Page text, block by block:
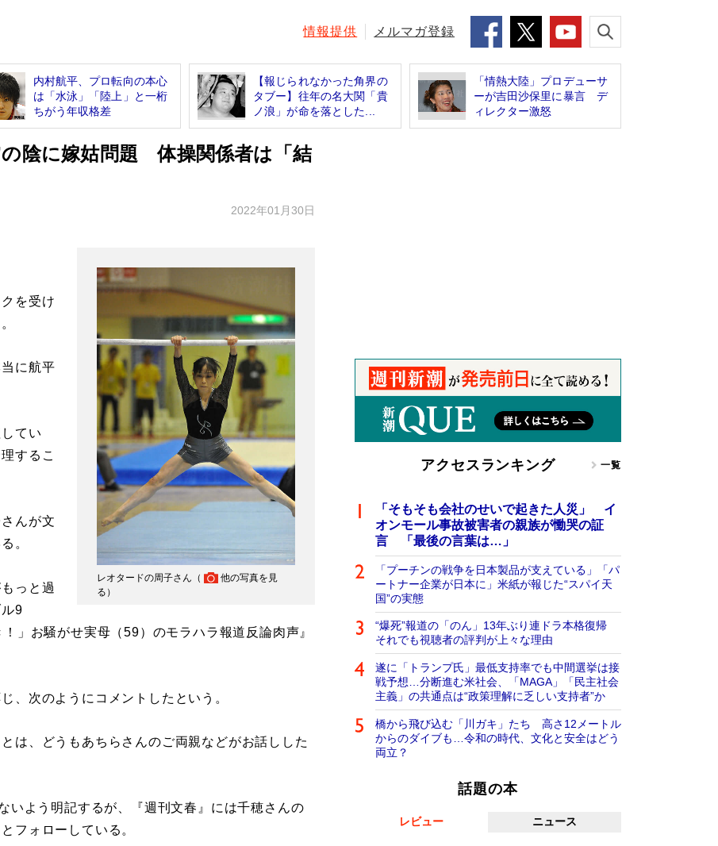
情報提供 メルマガ登録
内村航平、プロ転向の本心
は「水泳」「陸上」と一桁
ちがう年収格差
【報じられなかった角界の
タブー】往年の名大関「貴
ノ浪」が命を落とした...
「情熱大陸」プロデューサ
ーが吉田沙保里に暴言 デ
ィレクター激怒
陰に嫁姑問題 体操関係者は「結
2022年01月30日
レオタードの周子さん（
他の写真を見
る ）
を受け
に航平
てい
するこ
んが文
。
っと過
9
」お騒がせ実母（59）のモラハラ報道反論肉声』
、次のようにコメントしたという。
は、どうもあちらさんのご両親などがお話しした
いよう明記するが、『週刊文春』には千穂さんの
フォローしている。
アクセスランキング 一覧
「そもそも会社のせいで起きた人災」 イ
オンモール事故被害者の親族が慟哭の証
言 「最後の言葉は…」
「プーチンの戦争を日本製品が支えている」「パ
ートナー企業が日本に」米紙が報じた“スパイ天
国”の実態
“爆死”報道の「のん」13年ぶり連ドラ本格復帰
それでも視聴者の評判が上々な理由
遂に「トランプ氏」最低支持率でも中間選挙は接
戦予想…分断進む米社会、「MAGA」「民主社会
主義」の共通点は“政策理解に乏しい支持者”か
橋から飛び込む「川ガキ」たち 高さ12メートル
からのダイブも…令和の時代、文化と安全はどう
両立？
話題の本
レビュー ニュース